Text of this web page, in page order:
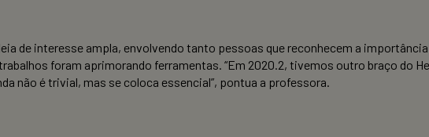
de interesse ampla, envolvendo tanto pessoas que reconhecem a
foram aprimorando ferramentas. “Em 2020.2, tivemos outro braço do
não é trivial, mas se coloca essencial”, pontua a professora.